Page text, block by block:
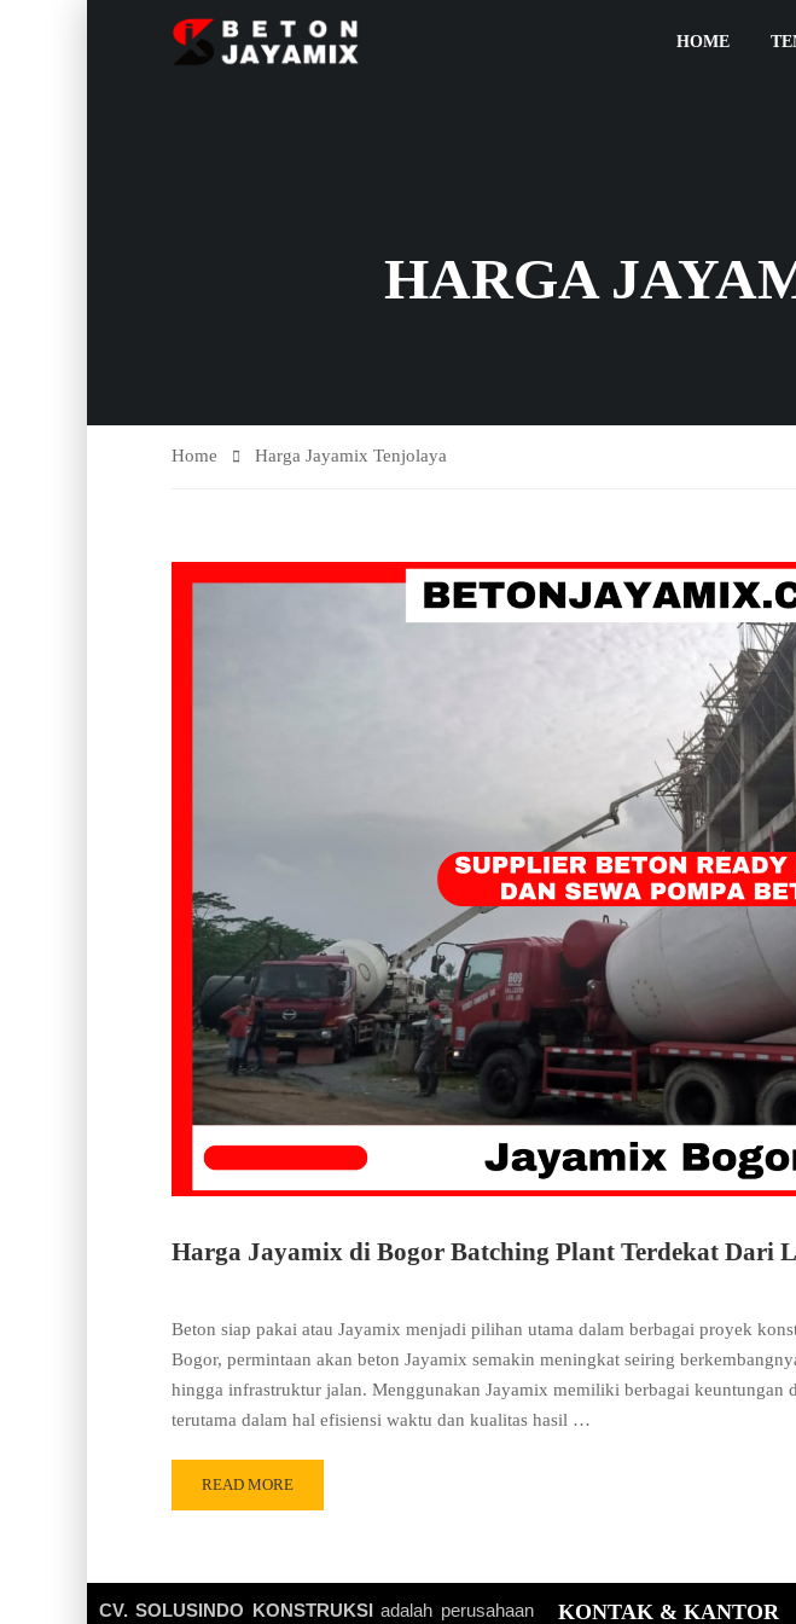
HOME
HARGA
Home Harga Jayamix Tenjolaya
Harga Jayamix di Bogor Batching Plant Terdekat Dari
Beton siap pakai atau Jayamix menjadi pilihan utama dalam berbagai proyek
Bogor, permintaan akan beton Jayamix semakin meningkat seiring
hingga infrastruktur jalan. Menggunakan Jayamix memiliki berbagai keuntungan
terutama dalam hal efisiensi waktu dan kualitas hasil …
READ MORE
CV. SOLUSINDO KONSTRUKSI adalah perusahaan KONTAK & KANTOR